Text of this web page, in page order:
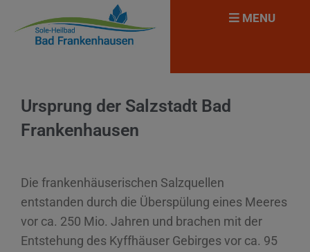
Ursprung der Salzstadt Bad
Frankenhausen
Die frankenhäuserischen Salzquellen
entstanden durch die Überspülung eines Meeres
vor ca. 250 Mio. Jahren und brachen mit der
Entstehung des Kyffhäuser Gebirges vor ca. 95